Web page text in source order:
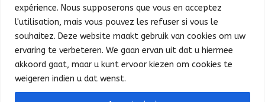
expérience. Nous supposerons que vous en acceptez
l'utilisation, mais vous pouvez les refuser si vous le
souhaitez. Deze website maakt gebruik van cookies om uw
ervaring te verbeteren. We gaan ervan uit dat u hiermee
akkoord gaat, maar u kunt ervoor kiezen om cookies te
weigeren indien u dat wenst.
Défilé
Fête au Parc
Concert et feu d’artifice
Presse